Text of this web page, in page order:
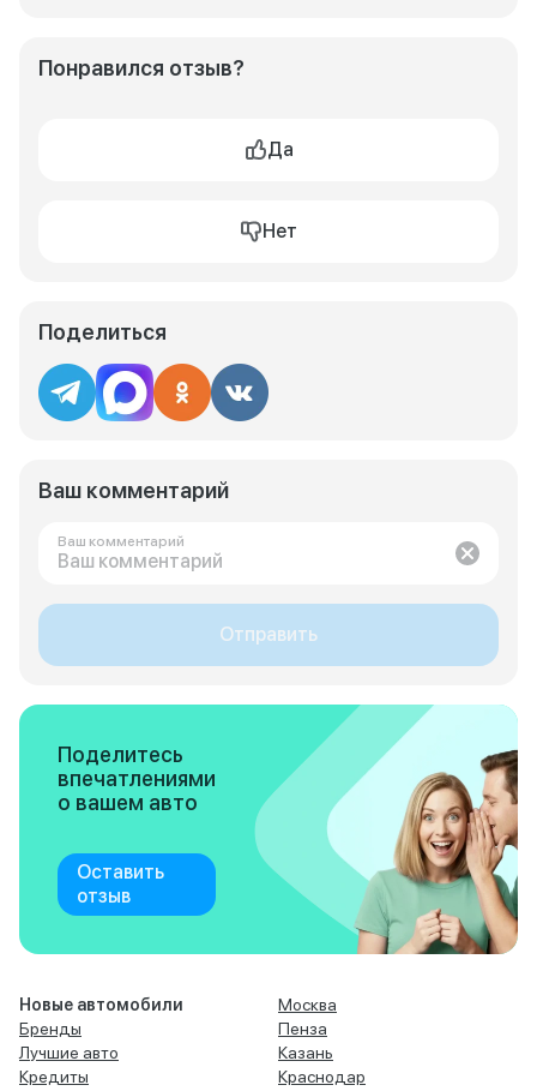
Понравился отзыв?
Да
Нет
Поделиться
Ваш комментарий
Ваш комментарий
Отправить
Поделитесь
впечатлениями
о вашем авто
Оставить
отзыв
Новые автомобили
Бренды
Лучшие авто
Кредиты
Москва
Пенза
Казань
Краснодар